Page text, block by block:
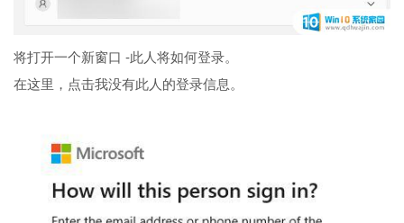
将打开一个新窗口 -此人将如何登录。
在这里，点击我没有此人的登录信息。